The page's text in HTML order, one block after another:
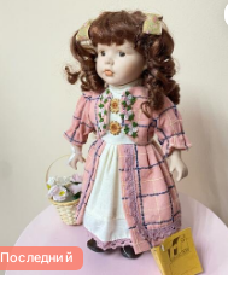
Последний